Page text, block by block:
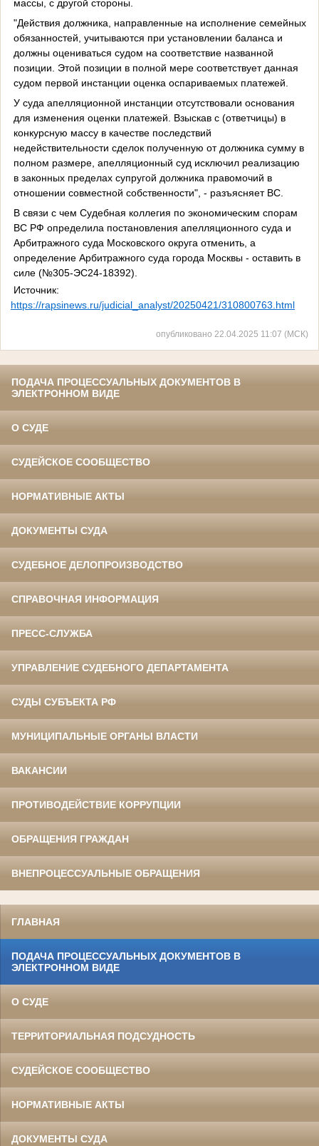
массы, с другой стороны.
"Действия должника, направленные на исполнение семейных
обязанностей, учитываются при установлении баланса и
должны оцениваться судом на соответствие названной
позиции. Этой позиции в полной мере соответствует данная
судом первой инстанции оценка оспариваемых платежей.
У суда апелляционной инстанции отсутствовали основания
для изменения оценки платежей. Взыскав с (ответчицы) в
конкурсную массу в качестве последствий
недействительности сделок полученную от должника сумму в
полном размере, апелляционный суд исключил реализацию
в законных пределах супругой должника правомочий в
отношении совместной собственности", - разъясняет ВС.
В связи с чем Судебная коллегия по экономическим спорам
ВС РФ определила постановления апелляционного суда и
Арбитражного суда Московского округа отменить, а
определение Арбитражного суда города Москвы - оставить в
силе (№305-ЭС24-18392).
Источник:
https://rapsinews.ru/judicial_analyst/20250421/310800763.html
опубликовано 22.04.2025 11:07 (МСК)
ПОДАЧА ПРОЦЕССУАЛЬНЫХ ДОКУМЕНТОВ В
ЭЛЕКТРОННОМ ВИДЕ
О СУДЕ
СУДЕЙСКОЕ СООБЩЕСТВО
НОРМАТИВНЫЕ АКТЫ
ДОКУМЕНТЫ СУДА
СУДЕБНОЕ ДЕЛОПРОИЗВОДСТВО
СПРАВОЧНАЯ ИНФОРМАЦИЯ
ПРЕСС-СЛУЖБА
УПРАВЛЕНИЕ СУДЕБНОГО ДЕПАРТАМЕНТА
СУДЫ СУБЪЕКТА РФ
МУНИЦИПАЛЬНЫЕ ОРГАНЫ ВЛАСТИ
ВАКАНСИИ
ПРОТИВОДЕЙСТВИЕ КОРРУПЦИИ
ОБРАЩЕНИЯ ГРАЖДАН
ВНЕПРОЦЕССУАЛЬНЫЕ ОБРАЩЕНИЯ
ГЛАВНАЯ
ПОДАЧА ПРОЦЕССУАЛЬНЫХ ДОКУМЕНТОВ В
ЭЛЕКТРОННОМ ВИДЕ
О СУДЕ
ТЕРРИТОРИАЛЬНАЯ ПОДСУДНОСТЬ
СУДЕЙСКОЕ СООБЩЕСТВО
НОРМАТИВНЫЕ АКТЫ
ДОКУМЕНТЫ СУДА